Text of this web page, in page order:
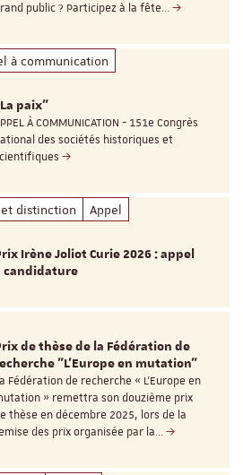
public ? Participez à la fête…
à communication
paix"
À COMMUNICATION - 151e Congrès
des sociétés historiques et
distinction Appel
Irène Joliot Curie 2026 : appel
candidature
de thèse de la Fédération de
"L’Europe en mutation"
Fédération de recherche « L’Europe en
» remettra son douzième prix
thèse en décembre 2025, lors de la
des prix organisée par la…